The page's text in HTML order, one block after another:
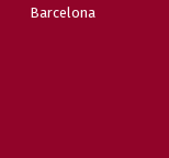
Barcelona